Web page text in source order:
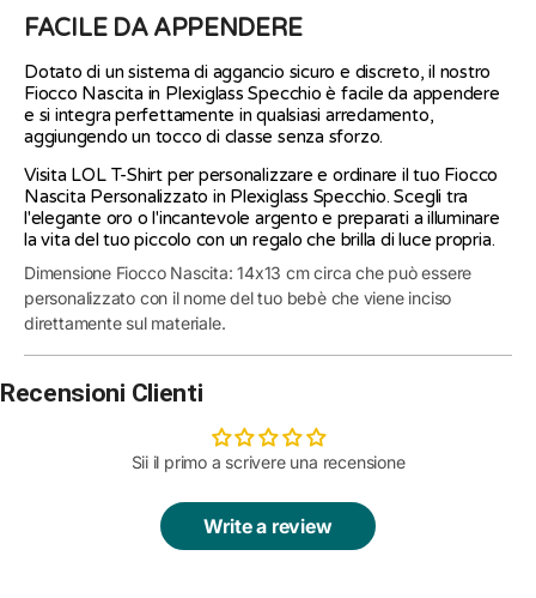
FACILE DA APPENDERE
Dotato di un sistema di aggancio sicuro e discreto, il nostro
Fiocco Nascita in Plexiglass Specchio è facile da appendere
e si integra perfettamente in qualsiasi arredamento,
aggiungendo un tocco di classe senza sforzo.
Visita LOL T-Shirtper personalizzare e ordinare il tuo Fiocco
Nascita Personalizzato in Plexiglass Specchio. Scegli tra
l'elegante oro o l'incantevole argento e preparati a illuminare
la vita del tuo piccolo con un regalo che brilla di luce propria.
Dimensione Fiocco Nascita: 14x13 cm circa che può essere
personalizzato con il nome del tuo bebè che viene inciso
direttamente sul materiale.
Recensioni Clienti
Sii il primo a scrivere una recensione
Write a review